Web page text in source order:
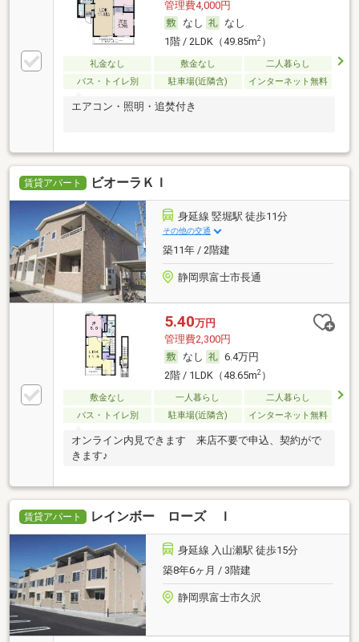
管理費4,000円
なし
なし
1階 / 2LDK（49.85m2）
礼金なし 敷金なし
二人暮らし
バス・トイレ別
駐車場(近隣含) インターネット無料
エアコン・照明・追焚付き
賃貸アパート ビオーラＫＩ
身延線 竪堀駅 徒歩11分
その他の交通
築11年 / 2階建
静岡県富士市長通
5.40万円
管理費2,300円
なし
6.4万円
2階 / 1LDK（48.65m2）
敷金なし 一人暮らし
二人暮らし
バス・トイレ別
駐車場(近隣含) インターネット無料
オンライン内見できます 来店不要で申込、契約がで
きます♪
賃貸アパート レインボー ローズ Ｉ
身延線 入山瀬駅 徒歩15分
築8年6ヶ月 / 3階建
静岡県富士市久沢